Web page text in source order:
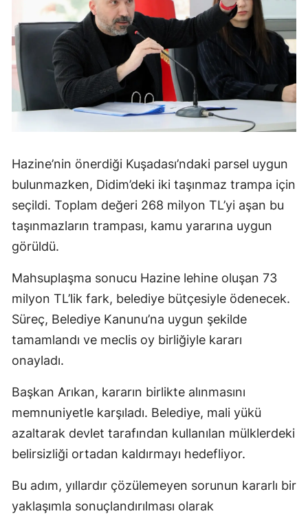
Hazine’nin önerdiği Kuşadası’ndaki parsel uygun
bulunmazken, Didim’deki iki taşınmaz trampa için
seçildi. Toplam değeri 268 milyon TL’yi aşan bu
taşınmazların trampası, kamu yararına uygun
görüldü.
Mahsuplaşma sonucu Hazine lehine oluşan 73
milyon TL’lik fark, belediye bütçesiyle ödenecek.
Süreç, Belediye Kanunu’na uygun şekilde
tamamlandı ve meclis oy birliğiyle kararı
onayladı.
Başkan Arıkan, kararın birlikte alınmasını
memnuniyetle karşıladı. Belediye, mali yükü
azaltarak devlet tarafından kullanılan mülklerdeki
belirsizliği ortadan kaldırmayı hedefliyor.
Bu adım, yıllardır çözülemeyen sorunun kararlı bir
yaklaşımla sonuçlandırılması olarak